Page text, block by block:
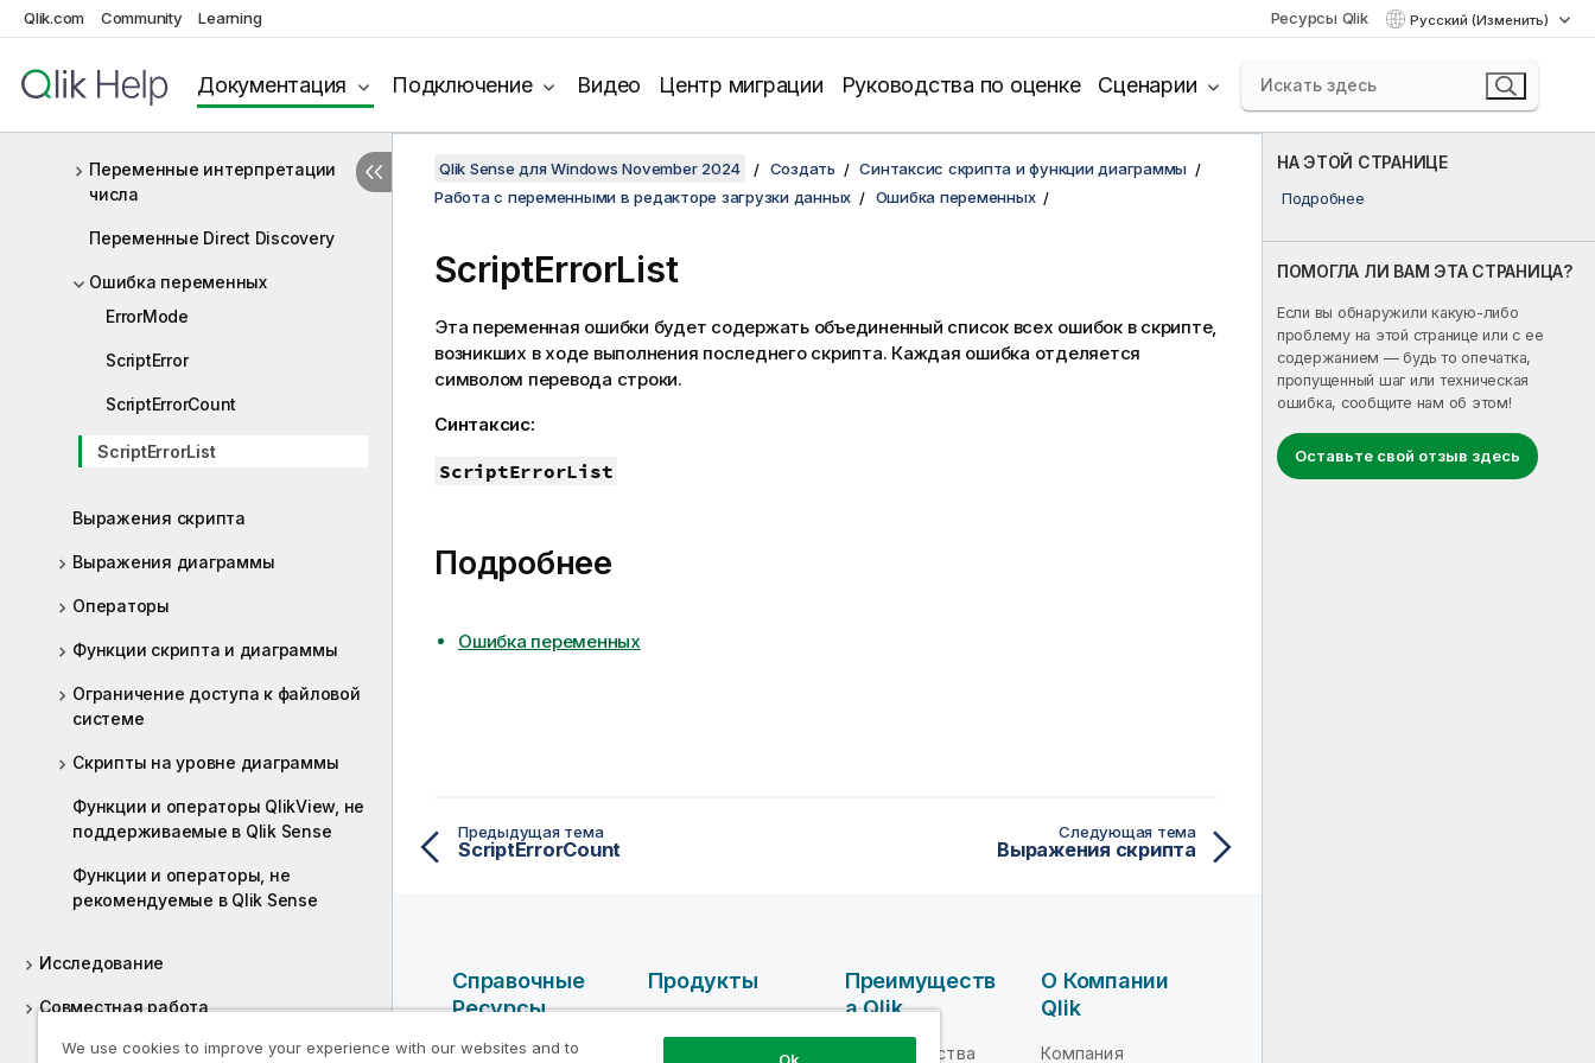
Qlik.com Community Learning Ресурсы Qlik Русский (Изменить)
Документация Подключение Видео Центр миграции Руководства по оценке Сценарии
редакторе загрузки данных
Переменные обработки
Переменные интерпретации
числа
Переменные Direct Discovery
Ошибка переменных
ErrorMode
ScriptError
ScriptErrorCount
ScriptErrorList
Выражения скрипта
Выражения диаграммы
Операторы
Функции скрипта и диаграммы
Ограничение доступа к файловой
системе
Скрипты на уровне диаграммы
Функции и операторы QlikView, не
поддерживаемые в Qlik Sense
Функции и операторы, не
рекомендуемые в Qlik Sense
Исследование
Совместная работа
Помощь разработчикам
НА ЭТОЙ СТРАНИЦЕ
Подробнее
ПОМОГЛА ЛИ ВАМ ЭТА СТРАНИЦА?
Если вы обнаружили какую-либо
проблему на этой странице или с ее
содержанием — будь то опечатка,
пропущенный шаг или техническая
ошибка, сообщите нам об этом!
Оставьте свой отзыв здесь
Qlik Sense для Windows November 2024 Создать
Синтаксис скрипта и функции диаграммы
Работа с переменными в редакторе загрузки данных
Ошибка переменных
ScriptErrorList
Эта переменная ошибки будет содержать объединенный список всех ошибок в скрипте,
возникших в ходе выполнения последнего скрипта. Каждая ошибка отделяется
символом перевода строки.
Синтаксис:
ScriptErrorList
Подробнее
Ошибка переменных
Предыдущая тема
ScriptErrorCount
Следующая тема
Выражения скрипта
Справочные
Ресурсы
Справочные
Продукты
КАЧЕСТВО
Преимуществ
А Qlik
Преимущества
О Компании
Qlik
Компания
We use cookies to improve your experience with our websites and to